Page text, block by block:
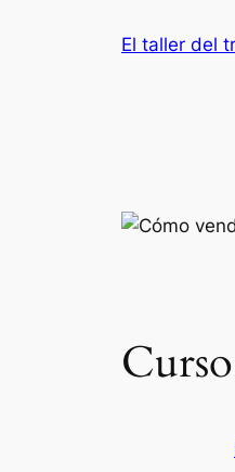
El taller del